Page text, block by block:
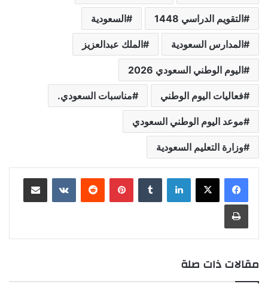
التقويم الدراسي 1448 السعودية
المدارس السعودية الملك عبدالعزيز
اليوم الوطني السعودي 2026
فعاليات اليوم الوطني مناسبات السعودي.
موعد اليوم الوطني السعودي
وزارة التعليم السعودية
لينكدإن بينتيريست مشاركة عبر البريد
طباعة
مقالات ذات صلة